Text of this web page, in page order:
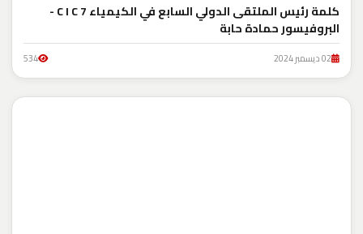
كلمة رئيس الملتقى الدولي السابع في الكيمياء C I C 7 -
البروفيسور حمادة حابة
02 ديسمبر 2024 534